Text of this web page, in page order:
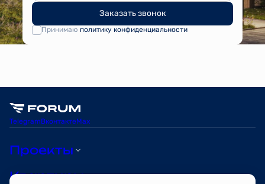
Заказать звонок
Принимаю политику конфиденциальности
TelegramВконтактеMax
Проекты
Квартиры